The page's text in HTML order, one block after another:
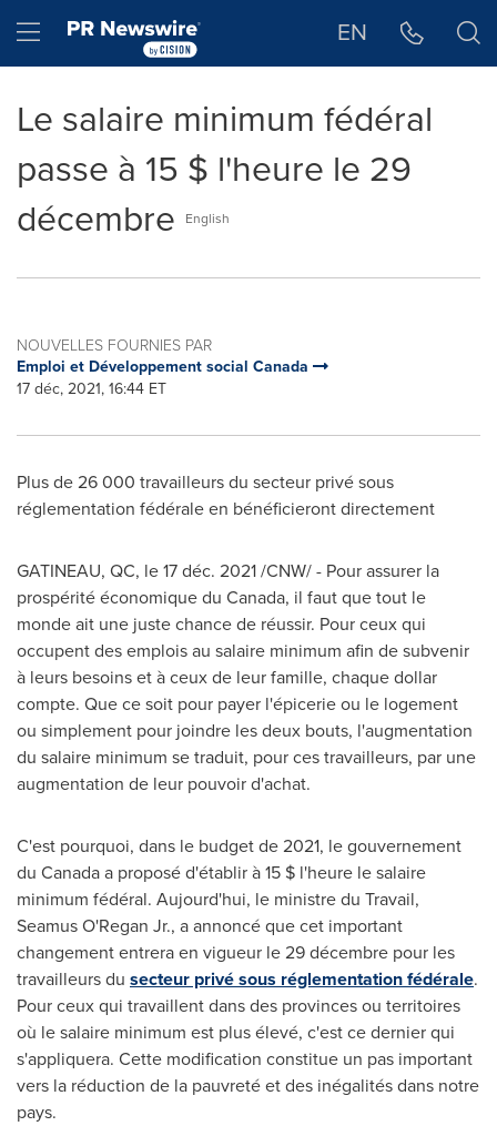
Hamburger menu EN
Le salaire minimum fédéral
passe à 15 $ l'heure le 29
décembre
English
NOUVELLES FOURNIES PAR
Emploi et Développement social Canada
17 déc, 2021, 16:44 ET
Plus de 26 000 travailleurs du secteur privé sous
réglementation fédérale en bénéficieront directement
GATINEAU, QC, le 17 déc. 2021 /CNW/ - Pour assurer la
prospérité économique du Canada, il faut que tout le
monde ait une juste chance de réussir. Pour ceux qui
occupent des emplois au salaire minimum afin de subvenir
à leurs besoins et à ceux de leur famille, chaque dollar
compte. Que ce soit pour payer l'épicerie ou le logement
ou simplement pour joindre les deux bouts, l'augmentation
du salaire minimum se traduit, pour ces travailleurs, par une
augmentation de leur pouvoir d'achat.
C'est pourquoi, dans le budget de 2021, le gouvernement
du Canadaa proposé d'établir à 15 $ l'heure le salaire
minimum fédéral. Aujourd'hui, le ministre du Travail,
Seamus O'Regan Jr., a annoncé que cet important
changement entrera en vigueur le 29 décembre pour les
travailleurs du secteur privé sous réglementation fédérale.
Pour ceux qui travaillent dans des provinces ou territoires
où le salaire minimum est plus élevé, c'est ce dernier qui
s'appliquera. Cette modification constitue un pas important
vers la réduction de la pauvreté et des inégalités dans notre
pays.